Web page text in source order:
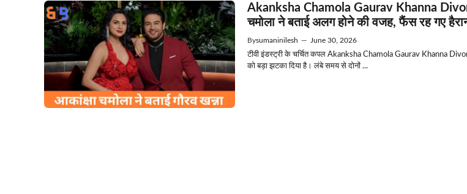
Akanksha Chamola Gaurav Khanna
चमोला ने बताई अलग होने की वजह, फैंस रह गए
Bysumaninilesh — June 30, 2026
टीवी इंडस्ट्री के चर्चित कपल Akanksha Chamola Gaurav Khanna
को बड़ा झटका दिया है। लंबे समय से दोनों ...